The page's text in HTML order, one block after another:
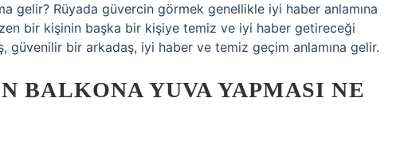
gelir? Rüyada güvercin görmek genellikle iyi haber anlamına
bir kişinin başka bir kişiye temiz ve iyi haber getireceği
güvenilir bir arkadaş, iyi haber ve temiz geçim anlamına gelir.
BALKONA YUVA YAPMASI NE